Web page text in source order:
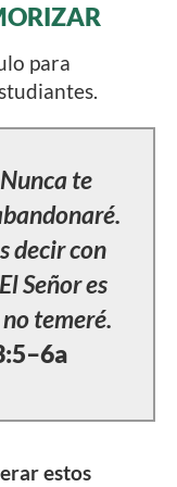
para
te
decir con
Señor es
temeré.
estos